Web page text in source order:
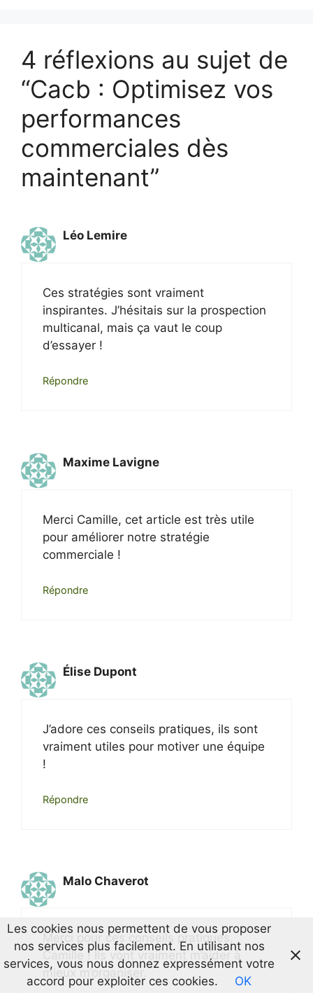
4 réflexions au sujet de
“Cacb : Optimisez vos
performances
commerciales dès
maintenant”
Léo Lemire
Ces stratégies sont vraiment
inspirantes. J’hésitais sur la prospection
multicanal, mais ça vaut le coup
d’essayer !
Répondre
Maxime Lavigne
Merci Camille, cet article est très utile
pour améliorer notre stratégie
commerciale !
Répondre
Élise Dupont
J’adore ces conseils pratiques, ils sont
vraiment utiles pour motiver une équipe
!
Répondre
Malo Chaverot
Merci pour ces conseils pratiques,
Camille ! Ils vont vraiment m’aider à
mieux m’organiser.
Les cookies nous permettent de vous proposer
nos services plus facilement. En utilisant nos
services, vous nous donnez expressément votre
accord pour exploiter ces cookies.
OK